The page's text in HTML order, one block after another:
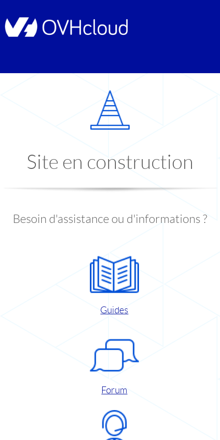
Site en construction
Besoin d'assistance ou d'informations ?
Guides
Forum